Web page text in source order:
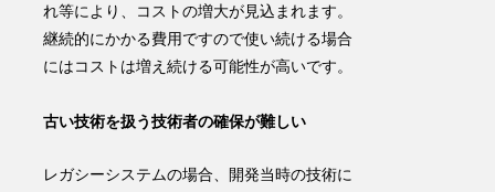
れ等により、コストの増大が見込まれます。
継続的にかかる費用ですので使い続ける場合
にはコストは増え続ける可能性が高いです。
古い技術を扱う技術者の確保が難しい
レガシーシステムの場合、 開発当時の技術に